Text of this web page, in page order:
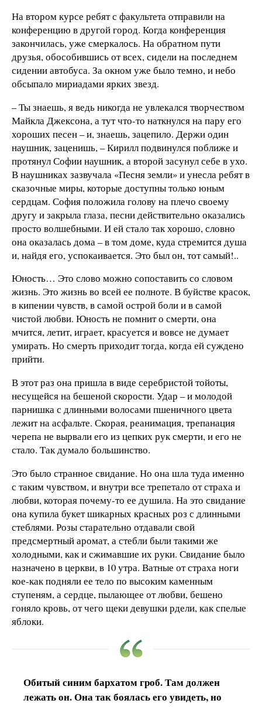
На втором курсе ребят с факультета отправили на
конференцию в другой город. Когда конференция
закончилась, уже смеркалось. На обратном пути
друзья, обособившись от всех, сидели на последнем
сидении автобуса. За окном уже было темно, и небо
обсыпало мириадами ярких звезд.
– Ты знаешь, я ведь никогда не увлекался творчеством
Майкла Джексона, а тут что-то наткнулся на пару его
хороших песен – и, знаешь, зацепило. Держи один
наушник, заценишь, – Кирилл подвинулся поближе и
протянул Софии наушник, а второй засунул себе в ухо.
В наушниках зазвучала «Песня земли» и унесла ребят в
сказочные миры, которые доступны только юным
сердцам. София положила голову на плечо своему
другу и закрыла глаза, песни действительно оказались
просто волшебными. И ей стало так хорошо, словно
она оказалась дома – в том доме, куда стремится душа
и, найдя его, успокаивается. Это был он, тот самый!..
Юность… Это слово можно сопоставить со словом
жизнь. Это жизнь во всей ее полноте. В буйстве красок,
в кипении чувств, в самой острой боли и в самой
чистой любви. Юность не помнит о смерти, она
мчится, летит, играет, красуется и вовсе не думает
умирать. Но смерть приходит тогда, когда ей суждено
прийти.
В этот раз она пришла в виде серебристой тойоты,
несущейся на бешеной скорости. Удар – и молодой
парнишка с длинными волосами пшеничного цвета
лежит на асфальте. Скорая, реанимация, трепанация
черепа не вырвали его из цепких рук смерти, и его не
стало. Так думало большинство.
Это было странное свидание. Но она шла туда именно
с таким чувством, и внутри все трепетало от страха и
любви, которая почему-то ее душила. На это свидание
она купила букет шикарных красных роз с длинными
стеблями. Розы старательно отдавали свой
предсмертный аромат, а стебли были такими же
холодными, как и сжимавшие их руки. Свидание было
назначено в церкви, в 10 утра. Ватные от страха ноги
кое-как подняли ее тело по высоким каменным
ступеням, а сердце, пылающее от любви, бешено
гоняло кровь, от чего щеки девушки рдели, как спелые
яблоки.
Обитый синим бархатом гроб. Там должен
лежать он. Она так боялась его увидеть, но